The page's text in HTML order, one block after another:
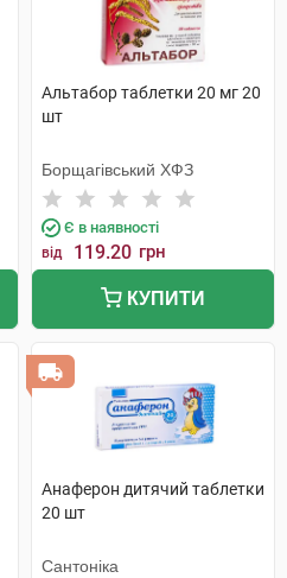
Альтабор таблетки 20 мг 20
шт
Борщагівський ХФЗ
Є в наявності
від 119.20 грн
КУПИТИ
Анаферон дитячий таблетки
20 шт
Сантоніка